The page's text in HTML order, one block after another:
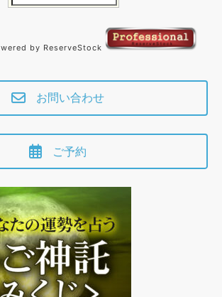
by ReserveStock
お問い合わせ
ご予約